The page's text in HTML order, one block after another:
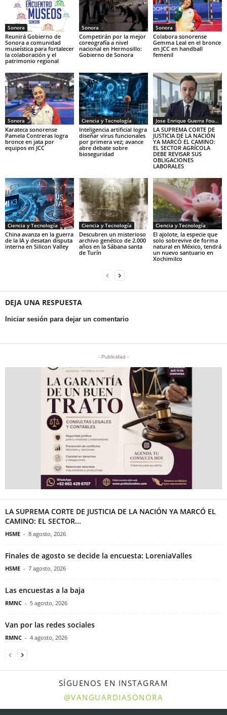
Sonora
Reunirá Gobierno de
Sonora a comunidad
museística para fortalecer
la colaboración y el
patrimonio regional
Sonora
Competirán por la mejor
coreografía a nivel
nacional en Hermosillo:
Gobierno de Sonora
Sonora
Colabora sonorense
Gemma Leal en el bronce
en JCC en handball
femenil
Sonora
Karateca sonorense
Pamela Contreras logra
bronce en jata por
equipos en JCC
Ciencia y Tecnología
Inteligencia artificial logra
diseñar virus funcionales
por primera vez; avance
abre debate sobre
bioseguridad
Jose Enrique Guerra Fourcade
LA SUPREMA CORTE DE
JUSTICIA DE LA NACIÓN
YA MARCÓ EL CAMINO:
EL SECTOR AGRÍCOLA
DEBE REVISAR SUS
OBLIGACIONES
LABORALES
Ciencia y Tecnología
China avanza en la guerra
de la IA y desatan disputa
interna en Silicon Valley
Ciencia y Tecnología
Descubren un misterioso
archivo genético de 2.000
años en la Sábana santa
de Turín
Ciencia y Tecnología
El ajolote, la especie que
solo sobrevive de forma
natural en México, tendrá
un nuevo santuario en
Xochimilco
DEJA UNA RESPUESTA
Iniciar sesión para dejar un comentario
- Publicidad -
LA SUPREMA CORTE DE JUSTICIA DE LA NACIÓN YA MARCÓ EL
CAMINO: EL SECTOR...
HSME - 8 agosto, 2026
Finales de agosto se decide la encuesta: LoreniaValles
HSME - 7 agosto, 2026
Las encuestas a la baja
RMNC - 5 agosto, 2026
Van por las redes sociales
RMNC - 4 agosto, 2026
SÍGUENOS EN INSTAGRAM
@VANGUARDIASONORA